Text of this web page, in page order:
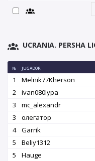
UCRANIA. PERSHA
№ JUGADOR
1 Melnik77Kherson
2
ivan080lypa
3
mc_alexandr
3
олегатор
4
Garrik
5
Beliy1312
5
Hauge